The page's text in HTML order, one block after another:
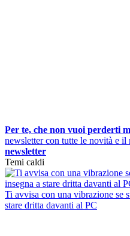
Per te, che non vuoi perderti
newsletter con tutte le novità e il
newsletter
Temi caldi
Ti avvisa con una vibrazione se
stare dritta davanti al PC